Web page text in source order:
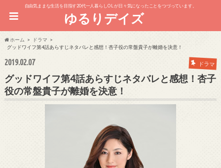
自由気ままな生活を目指す20代一人暮らしOL が日々気になったことをつづっています。
ゆるりデイズ
ホーム
ドラマ
グッドワイフ第4話あらすじネタバレと感想！杏子役の常盤貴子が離婚を決意！
2019.02.07 ドラマ
グッドワイフ第4話あらすじネタバレと感想！杏子
役の常盤貴子が離婚を決意！